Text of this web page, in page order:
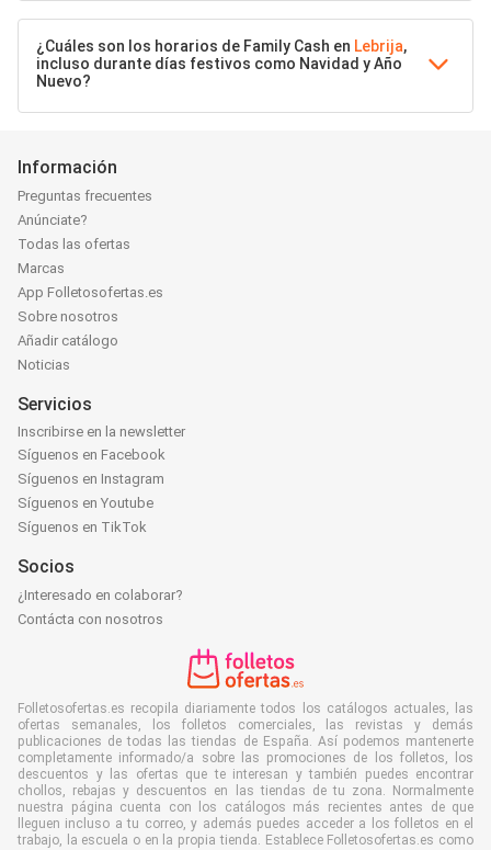
¿Cuáles son los horarios de Family Cash en Lebrija,
incluso durante días festivos como Navidad y Año
Nuevo?
Información
Preguntas frecuentes
Anúnciate?
Todas las ofertas
Marcas
App Folletosofertas.es
Sobre nosotros
Añadir catálogo
Noticias
Servicios
Inscribirse en la newsletter
Síguenos en Facebook
Síguenos en Instagram
Síguenos en Youtube
Síguenos en TikTok
Socios
¿Interesado en colaborar?
Contácta con nosotros
Folletosofertas.es recopila diariamente todos los catálogos actuales, las
ofertas semanales, los folletos comerciales, las revistas y demás
publicaciones de todas las tiendas de España. Así podemos mantenerte
completamente informado/a sobre las promociones de los folletos, los
descuentos y las ofertas que te interesan y también puedes encontrar
chollos, rebajas y descuentos en las tiendas de tu zona. Normalmente
nuestra página cuenta con los catálogos más recientes antes de que
lleguen incluso a tu correo, y además puedes acceder a los folletos en el
trabajo, la escuela o en la propia tienda. Establece Folletosofertas.es como